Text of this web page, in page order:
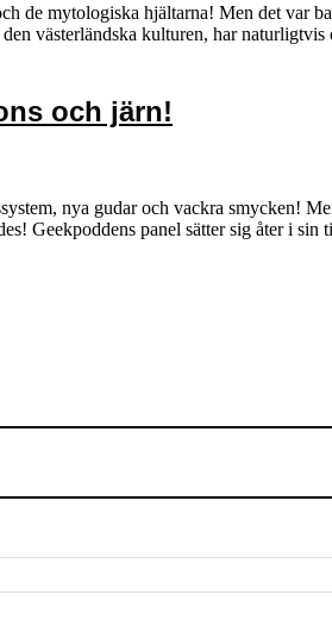
de mytologiska hjältarna! Men det var
västerländska kulturen, har
och järn!
nya gudar och vackra smycken!
Geekpoddens panel sätter sig åter i